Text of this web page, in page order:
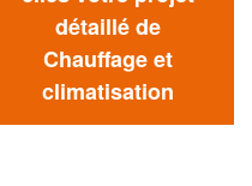
détaillé de
Chauffage et
climatisation